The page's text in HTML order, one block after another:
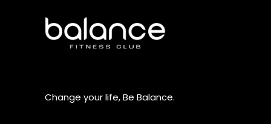
Change your life, Be Balance.